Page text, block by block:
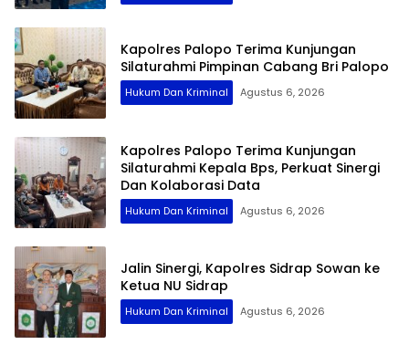
Kapolres Palopo Terima Kunjungan
Silaturahmi Pimpinan Cabang Bri Palopo
Hukum Dan Kriminal Agustus 6, 2026
Kapolres Palopo Terima Kunjungan
Silaturahmi Kepala Bps, Perkuat Sinergi
Dan Kolaborasi Data
Hukum Dan Kriminal Agustus 6, 2026
Jalin Sinergi, Kapolres Sidrap Sowan ke
Ketua NU Sidrap
Hukum Dan Kriminal Agustus 6, 2026